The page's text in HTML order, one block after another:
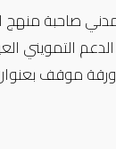
صاحبة
التمويني
موقف بعنوان